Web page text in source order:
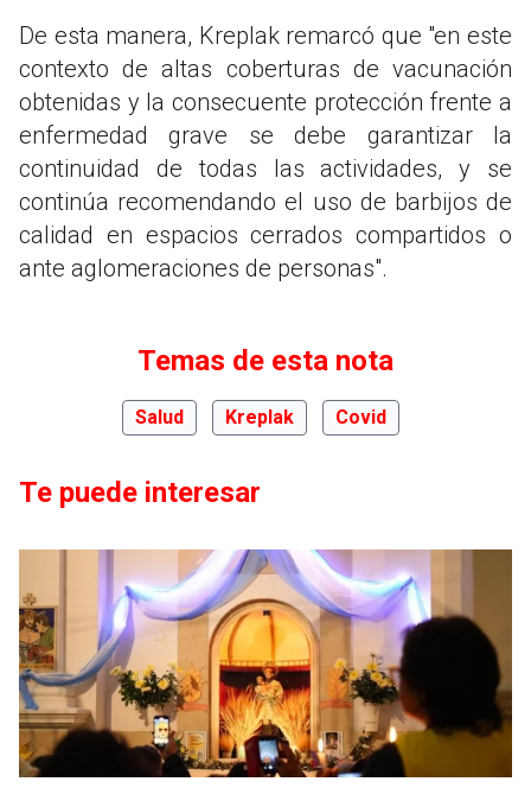
De esta manera, Kreplak remarcó que "en este
contexto de altas coberturas de vacunación
obtenidas y la consecuente protección frente a
enfermedad grave se debe garantizar la
continuidad de todas las actividades, y se
continúa recomendando el uso de barbijos de
calidad en espacios cerrados compartidos o
ante aglomeraciones de personas".
Temas de esta nota
Salud Kreplak Covid
Te puede interesar